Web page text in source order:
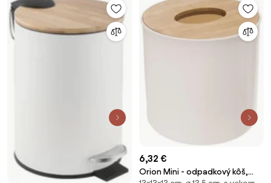
6,32 €
Orion Mini - odpadkový kôš,